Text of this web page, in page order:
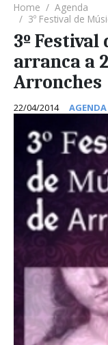
Home
Agenda
3º Festival de
3º Festival
arranca a
Arronches
22/04/2014 AGENDA